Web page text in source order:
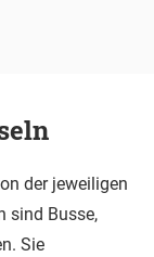
der jeweiligen
sind Busse,
Sie